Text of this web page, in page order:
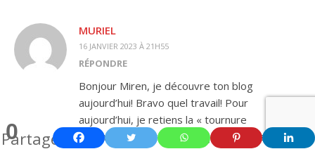
0
Partages
MURIEL
16 JANVIER 2023 À 21H55
RÉPONDRE
Bonjour Miren, je découvre ton blog
aujourd’hui! Bravo quel travail! Pour
aujourd’hui, je retiens la « tournure
emphatique « , terme que je découvre avec